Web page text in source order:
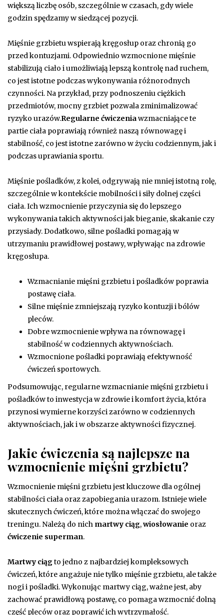
większą liczbę osób, szczególnie w czasach, gdy wiele
godzin spędzamy w siedzącej pozycji.
Mięśnie grzbietu wspierają kręgosłup oraz chronią go
przed kontuzjami. Odpowiednio wzmocnione mięśnie
stabilizują ciało i umożliwiają lepszą kontrolę nad ruchem,
co jest istotne podczas wykonywania różnorodnych
czynności. Na przykład, przy podnoszeniu ciężkich
przedmiotów, mocny grzbiet pozwala zminimalizować
ryzyko urazów.Regularne ćwiczeniawzmacniające te
partie ciała poprawiają również naszą równowagę i
stabilność, co jest istotne zarówno w życiu codziennym, jak i
podczas uprawiania sportu.
Mięśnie pośladków, z kolei, odgrywają nie mniej istotną rolę,
szczególnie w kontekście mobilności i siły dolnej części
ciała. Ich wzmocnienie przyczynia się do lepszego
wykonywania takich aktywności jak bieganie, skakanie czy
przysiady. Dodatkowo, silne pośladki pomagają w
utrzymaniu prawidłowej postawy, wpływając na zdrowie
kręgosłupa.
Wzmacnianie mięśni grzbietu i pośladków poprawia
postawę ciała.
Silne mięśnie zmniejszają ryzyko kontuzji i bólów
pleców.
Dobre wzmocnienie wpływa na równowagę i
stabilność w codziennych aktywnościach.
Wzmocnione pośladki poprawiają efektywność
ćwiczeń sportowych.
Podsumowując, regularne wzmacnianie mięśni grzbietu i
pośladków to inwestycja w zdrowie i komfort życia, która
przynosi wymierne korzyści zarówno w codziennych
aktywnościach, jak i w obszarze aktywności fizycznej.
Jakie ćwiczenia są najlepsze na
wzmocnienie mięśni grzbietu?
Wzmocnienie mięśni grzbietu jest kluczowe dla ogólnej
stabilności ciała oraz zapobiegania urazom. Istnieje wiele
skutecznych ćwiczeń, które można włączać do swojego
treningu. Należą do nich martwy ciąg,wiosłowanie oraz
ćwiczenie superman.
Martwy ciągto jedno z najbardziej kompleksowych
ćwiczeń, które angażuje nie tylko mięśnie grzbietu, ale także
nogi i pośladki. Wykonując martwy ciąg, ważne jest, aby
zachować prawidłową postawę, co pomaga wzmocnić dolną
część pleców oraz poprawić ich wytrzymałość.